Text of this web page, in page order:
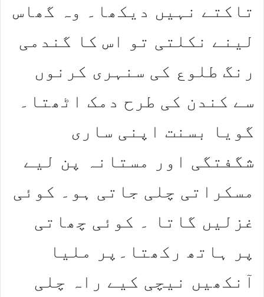
تاکتے نہیں دیکھا۔ وہ گھاس
لینے نکلتی تو اس کا گندمی
رنگ طلوع کی سنہری کرنوں
سے کندن کی طرح دمک اٹھتا۔
گویا بسنت اپنی ساری
شگفتگی اور مستانہ پن لیے
مسکراتی چلی جاتی ہو۔ کوئی
غزلیں گاتا ۔ کوئی چھاتی
پر ہاتھ رکھتا۔پر ملیا
آنکھیں نیچی کیے راہ چلی